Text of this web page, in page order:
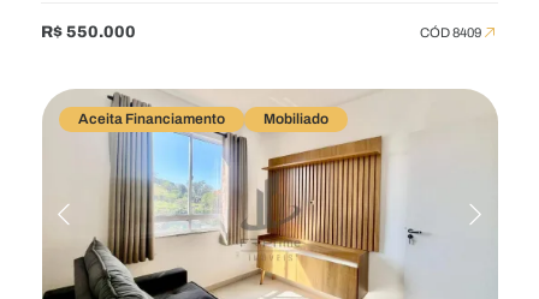
R$ 550.000 CÓD 8409
Aceita Financiamento Mobiliado